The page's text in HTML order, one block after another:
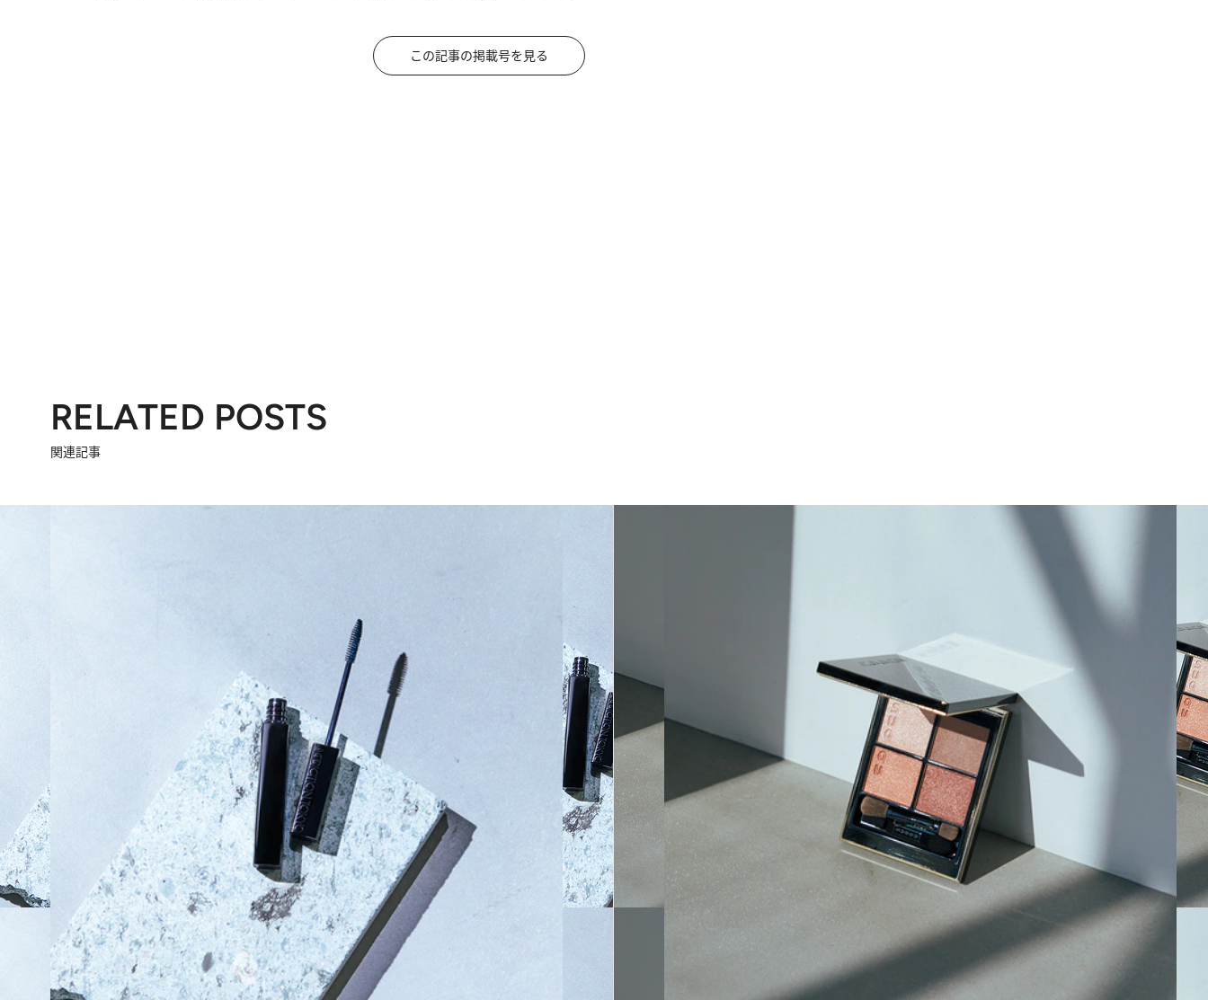
この記事の掲載号を見る
RELATED POSTS
関連記事